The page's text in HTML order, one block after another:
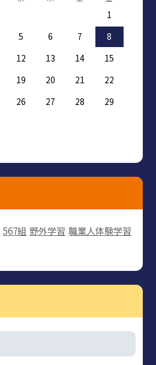
1
5 6 7
8
12 13 14
15
19 20 21
22
26 27 28
29
567組 野外学習 職業人体験学習